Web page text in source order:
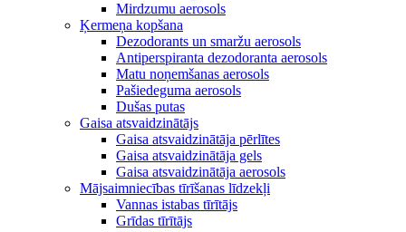
Mirdzumu aerosols
Ķermeņa kopšana
Dezodorants un smaržu aerosols
Antiperspiranta dezodoranta aerosols
Matu noņemšanas aerosols
Pašiedeguma aerosols
Dušas putas
Gaisa atsvaidzinātājs
Gaisa atsvaidzinātāja pērlītes
Gaisa atsvaidzinātāja gels
Gaisa atsvaidzinātāja aerosols
Mājsaimniecības tīrīšanas līdzekļi
Vannas istabas tīrītājs
Grīdas tīrītājs